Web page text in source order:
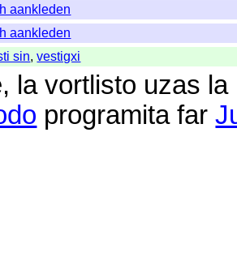
aankleden
aankleden
sin,vestigxi
, la vortlisto uzas la
programita far